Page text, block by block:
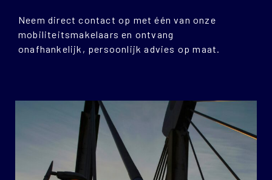
Neem direct contact op met één van onze
mobiliteitsmakelaars en ontvang
onafhankelijk, persoonlijk advies op maat.